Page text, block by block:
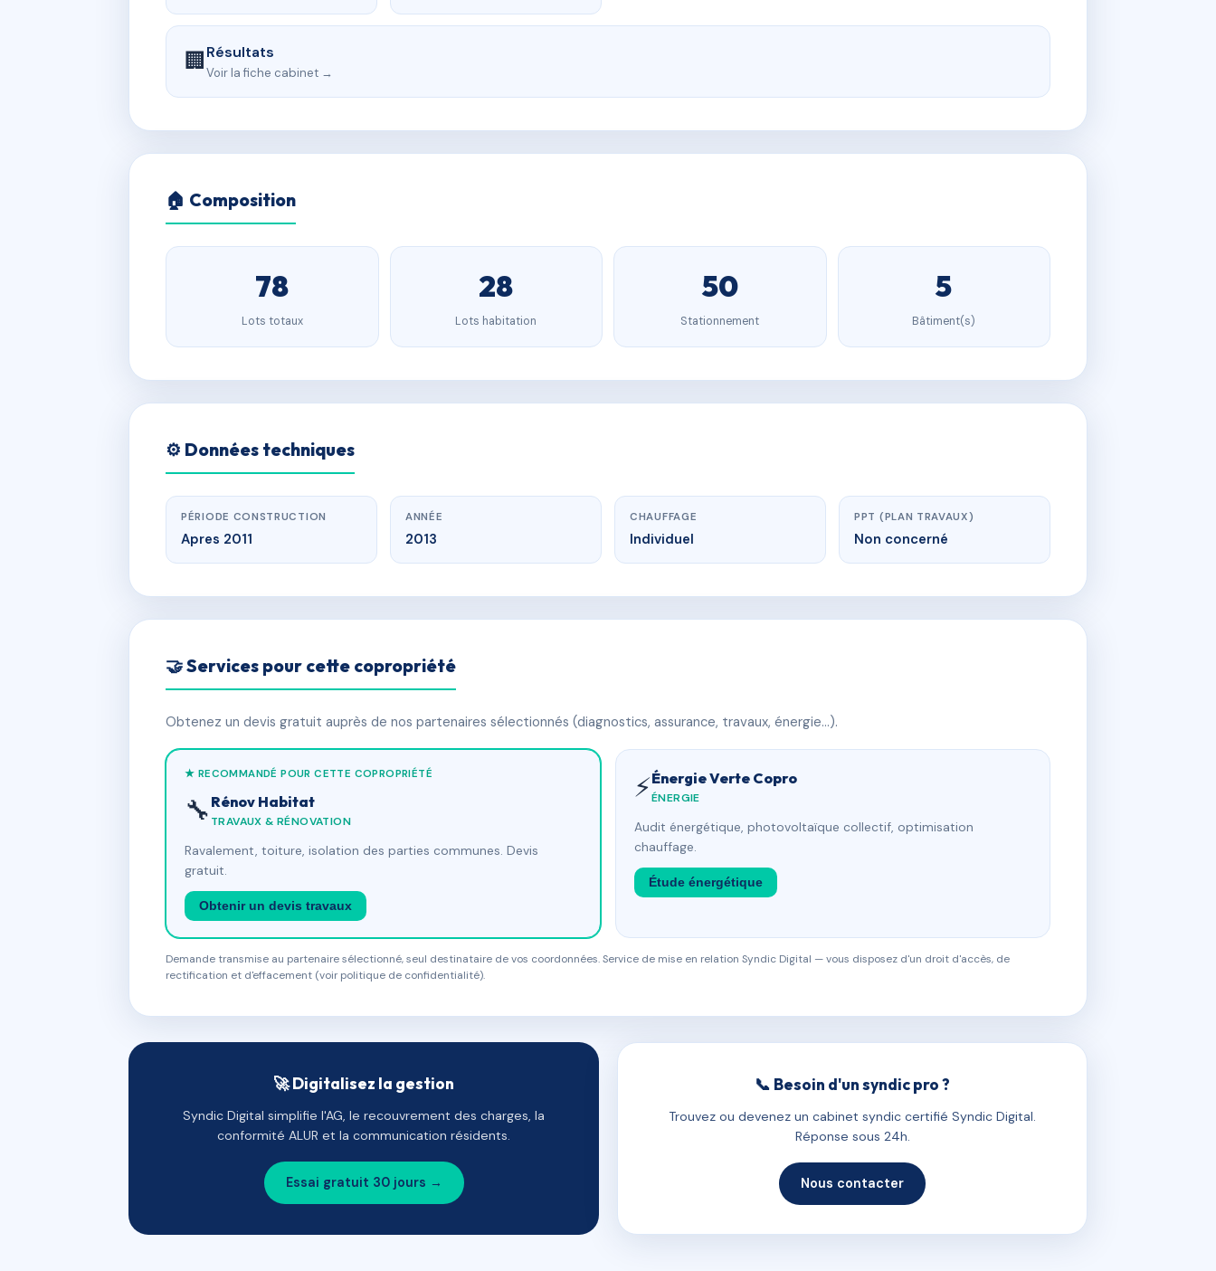
🏢Résultats
Voir la fiche cabinet →
🏠 Composition
78
Lots totaux
28
Lots habitation
50
Stationnement
5
Bâtiment(s)
⚙️ Données techniques
PÉRIODE CONSTRUCTION
Apres 2011
ANNÉE
2013
CHAUFFAGE
Individuel
PPT (PLAN TRAVAUX)
Non concerné
🤝 Services pour cette copropriété
Obtenez un devis gratuit auprès de nos partenaires sélectionnés (diagnostics, assurance, travaux, énergie…).
★ RECOMMANDÉ POUR CETTE COPROPRIÉTÉ
🔧 Rénov Habitat
TRAVAUX & RÉNOVATION
Ravalement, toiture, isolation des parties communes. Devis
gratuit.
Obtenir un devis travaux
⚡Énergie Verte Copro
ÉNERGIE
Audit énergétique, photovoltaïque collectif, optimisation
chauffage.
Étude énergétique
Demande transmise au partenaire sélectionné, seul destinataire de vos coordonnées. Service de mise en relation Syndic Digital — vous disposez d'un droit d'accès, de
rectification et d'effacement (voir politique de confidentialité).
🚀 Digitalisez la gestion
Syndic Digital simplifie l'AG, le recouvrement des charges, la
conformité ALUR et la communication résidents.
Essai gratuit 30 jours →
📞 Besoin d'un syndic pro ?
Trouvez ou devenez un cabinet syndic certifié Syndic Digital.
Réponse sous 24h.
Nous contacter